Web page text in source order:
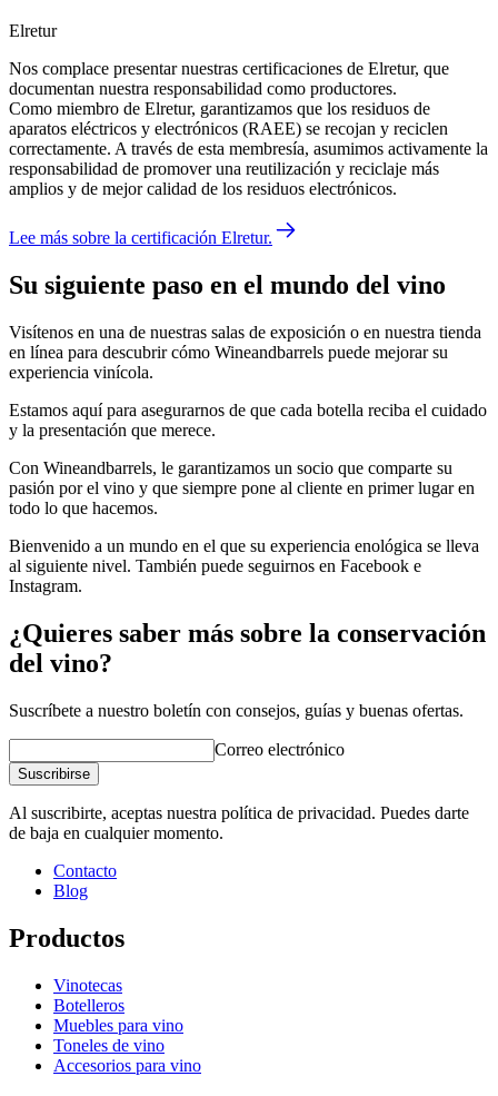
Elretur
Nos complace presentar nuestras certificaciones de Elretur, que
documentan nuestra responsabilidad como productores.
Como miembro de Elretur, garantizamos que los residuos de
aparatos eléctricos y electrónicos (RAEE) se recojan y reciclen
correctamente. A través de esta membresía, asumimos activamente la
responsabilidad de promover una reutilización y reciclaje más
amplios y de mejor calidad de los residuos electrónicos.
Lee más sobre la certificación Elretur.
Su siguiente paso en el mundo del vino
Visítenos en una de nuestras salas de exposición o en nuestra tienda
en línea para descubrir cómo Wineandbarrels puede mejorar su
experiencia vinícola.
Estamos aquí para asegurarnos de que cada botella reciba el cuidado
y la presentación que merece.
Con Wineandbarrels, le garantizamos un socio que comparte su
pasión por el vino y que siempre pone al cliente en primer lugar en
todo lo que hacemos.
Bienvenido a un mundo en el que su experiencia enológica se lleva
al siguiente nivel. También puede seguirnos en Facebook e
Instagram.
¿Quieres saber más sobre la conservación
del vino?
Suscríbete a nuestro boletín con consejos, guías y buenas ofertas.
Correo electrónico
Suscribirse
Al suscribirte, aceptas nuestra política de privacidad. Puedes darte
de baja en cualquier momento.
Contacto
Blog
Productos
Vinotecas
Botelleros
Muebles para vino
Toneles de vino
Accesorios para vino